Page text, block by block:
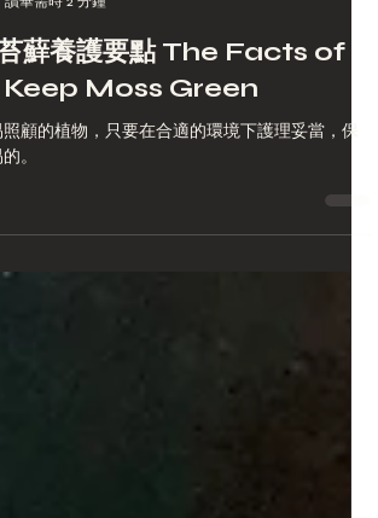
讀畢需時 2 分鐘
蘚養護要點 The Facts of
Moss Green